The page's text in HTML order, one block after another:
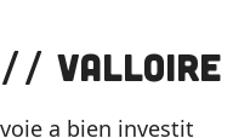
// Valloire
a bien investit